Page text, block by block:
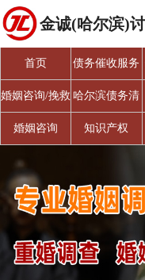
金诚(哈尔滨)
首页 债务催收服务
婚姻咨询/挽救
婚姻
哈尔滨债务清
欠
婚姻咨询 知识产权